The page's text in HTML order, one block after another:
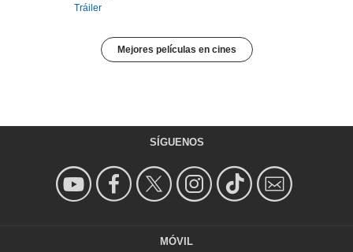
Tráiler
Mejores películas en cines
SÍGUENOS
MÓVIL